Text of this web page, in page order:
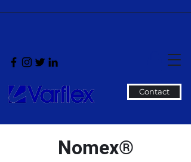
Contact
Nomex®